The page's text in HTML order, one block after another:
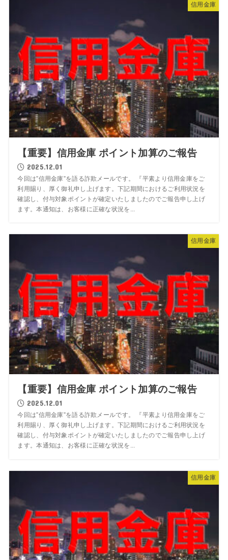
信用金庫
【重要】信用金庫 ポイント加算のご報告
2025.12.01
今回は”信用金庫”を語る詐欺メールです。 『平素より信用金庫をご
利用賜り、厚く御礼申し上げます。下記期間におけるご利用状況を
確認し、付与対象ポイントが確定いたしましたのでご報告申し上げ
ます。本通知は、お客様に正確な状況を...
信用金庫
【重要】信用金庫 ポイント加算のご報告
2025.12.01
今回は”信用金庫”を語る詐欺メールです。 『平素より信用金庫をご
利用賜り、厚く御礼申し上げます。下記期間におけるご利用状況を
確認し、付与対象ポイントが確定いたしましたのでご報告申し上げ
ます。本通知は、お客様に正確な状況を...
信用金庫